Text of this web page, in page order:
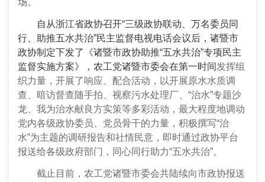
自从浙江省政协召开“三级政协联动、万名委员同
行、助推五水共治”民主监督电视电话会议后，诸暨市
政协制定下发了《诸暨市政协助推“五水共治”专项民主
监督实施方案》，农工党诸暨市委会在第一时间发挥组
织力量，开展了响应、配合活动，以开展原水水质调
查、暗访督查随手拍、视察污水处理厂、“治水”专题沙
龙、我为治水献良方实策等多彩活动，最大程度地调动
党内各级政协委员、党员骨干的力量，积极撰写“治
水”为主题的调研报告和社情民意，即时通过政协平台
报送给各级政府部门，同心同行助力“五水共治”。
截止目前，农工党诸暨市委会共陆续向市政协报送